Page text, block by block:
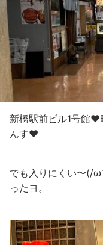
新橋駅前ビル1号館❤️
んす❤️
でも入りにくい〜(/ω
ったヨ。